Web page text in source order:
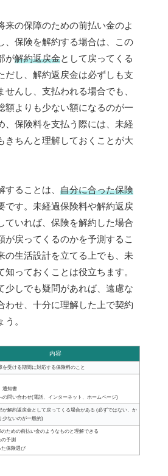
来の保障のための前払い金のよ
、保険を解約する場合は、この
が解約返戻金として戻ってくる
だし、解約返戻金は必ずしも支
んし、支払われる場合でも、
額よりも少ない額になるのが一
、保険料を支払う際には、未経
きちんと理解しておくことが大
ることは、 自分に合った保険
です。未経過保険料や解約返戻
ていれば、保険を解約した場合
が戻ってくるのかを予測するこ
の生活設計を立てる上でも、未
っておくことは役立ちます。
少しでも疑問があれば、遠慮な
わせ、十分に理解した上で契約
。
内容
を受ける期間に対応する保険料のこと
通知書
の問い合わせ(電話、インターネット、ホームページ)
が解約返戻金として戻ってくる場合がある (必ずではない、か
少ないのが一般的)
のための前払い金のようなものと理解できる
の予測
た保険選び